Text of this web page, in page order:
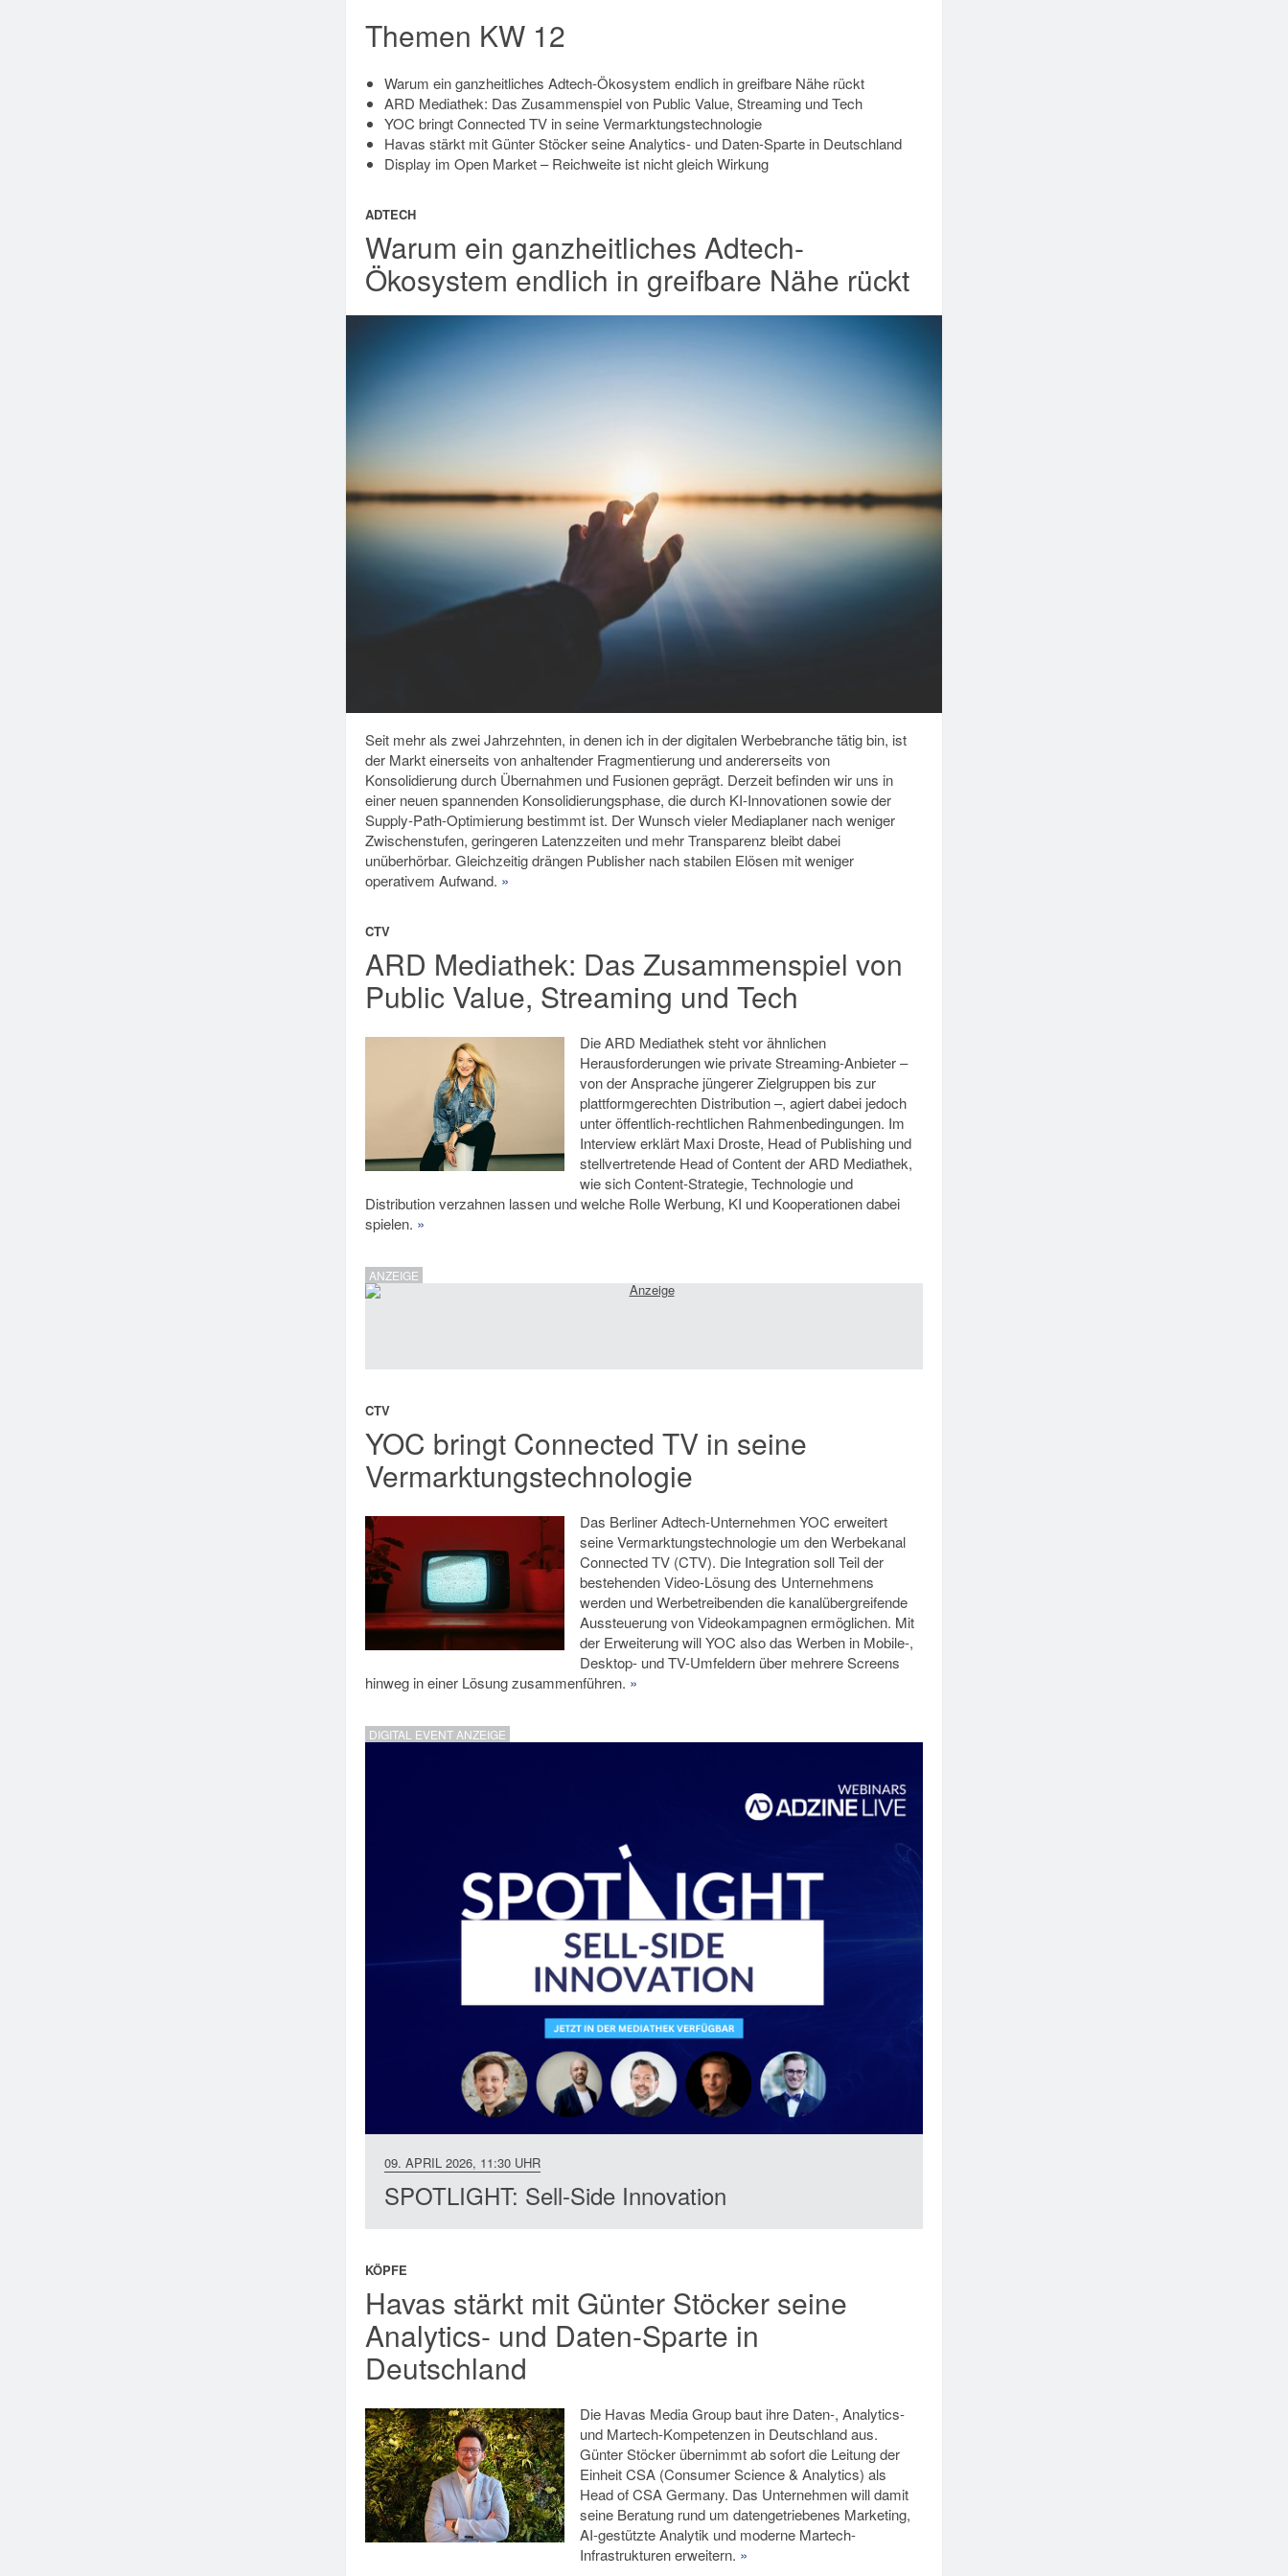
Themen KW 12
Warum ein ganzheitliches Adtech-Ökosystem endlich in greifbare Nähe rückt
ARD Mediathek: Das Zusammenspiel von Public Value, Streaming und Tech
YOC bringt Connected TV in seine Vermarktungstechnologie
Havas stärkt mit Günter Stöcker seine Analytics- und Daten-Sparte in Deutschland
Display im Open Market – Reichweite ist nicht gleich Wirkung
ADTECH
Warum ein ganzheitliches Adtech-
Ökosystem endlich in greifbare Nähe rückt
Seit mehr als zwei Jahrzehnten, in denen ich in der digitalen Werbebranche tätig bin, ist
der Markt einerseits von anhaltender Fragmentierung und andererseits von
Konsolidierung durch Übernahmen und Fusionen geprägt. Derzeit befinden wir uns in
einer neuen spannenden Konsolidierungsphase, die durch KI-Innovationen sowie der
Supply-Path-Optimierung bestimmt ist. Der Wunsch vieler Mediaplaner nach weniger
Zwischenstufen, geringeren Latenzzeiten und mehr Transparenz bleibt dabei
unüberhörbar. Gleichzeitig drängen Publisher nach stabilen Elösen mit weniger
operativem Aufwand. »
CTV
ARD Mediathek: Das Zusammenspiel von
Public Value, Streaming und Tech
Die ARD Mediathek steht vor ähnlichen
Herausforderungen wie private Streaming-Anbieter –
von der Ansprache jüngerer Zielgruppen bis zur
plattformgerechten Distribution –, agiert dabei jedoch
unter öffentlich-rechtlichen Rahmenbedingungen. Im
Interview erklärt Maxi Droste, Head of Publishing und
stellvertretende Head of Content der ARD Mediathek,
wie sich Content-Strategie, Technologie und
Distribution verzahnen lassen und welche Rolle Werbung, KI und Kooperationen dabei
spielen. »
ANZEIGE
CTV
YOC bringt Connected TV in seine
Vermarktungstechnologie
Das Berliner Adtech-Unternehmen YOC erweitert
seine Vermarktungstechnologie um den Werbekanal
Connected TV (CTV). Die Integration soll Teil der
bestehenden Video-Lösung des Unternehmens
werden und Werbetreibenden die kanalübergreifende
Aussteuerung von Videokampagnen ermöglichen. Mit
der Erweiterung will YOC also das Werben in Mobile-,
Desktop- und TV-Umfeldern über mehrere Screens
hinweg in einer Lösung zusammenführen. »
DIGITAL EVENT ANZEIGE
09. APRIL 2026, 11:30 UHR
SPOTLIGHT: Sell-Side Innovation
KÖPFE
Havas stärkt mit Günter Stöcker seine
Analytics- und Daten-Sparte in
Deutschland
Die Havas Media Group baut ihre Daten-, Analytics-
und Martech-Kompetenzen in Deutschland aus.
Günter Stöcker übernimmt ab sofort die Leitung der
Einheit CSA (Consumer Science & Analytics) als
Head of CSA Germany. Das Unternehmen will damit
seine Beratung rund um datengetriebenes Marketing,
AI-gestützte Analytik und moderne Martech-
Infrastrukturen erweitern. »